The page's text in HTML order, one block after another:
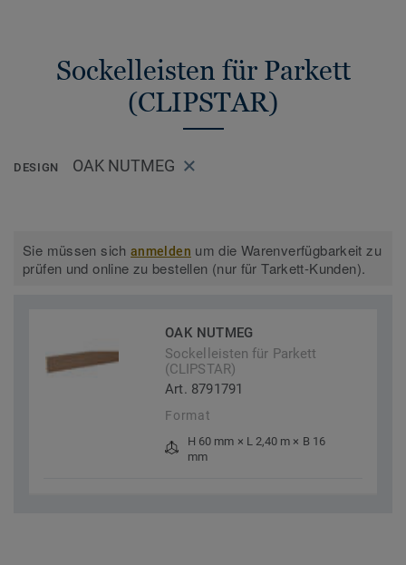
Sockelleisten für Parkett
(CLIPSTAR)
DESIGN OAK NUTMEG
Sie müssen sichanmelden um die Warenverfügbarkeit zu
prüfen und online zu bestellen (nur für Tarkett-Kunden).
OAK NUTMEG
Sockelleisten für Parkett
(CLIPSTAR)
Art. 8791791
Format
H 60 mm × L 2,40 m × B 16
mm